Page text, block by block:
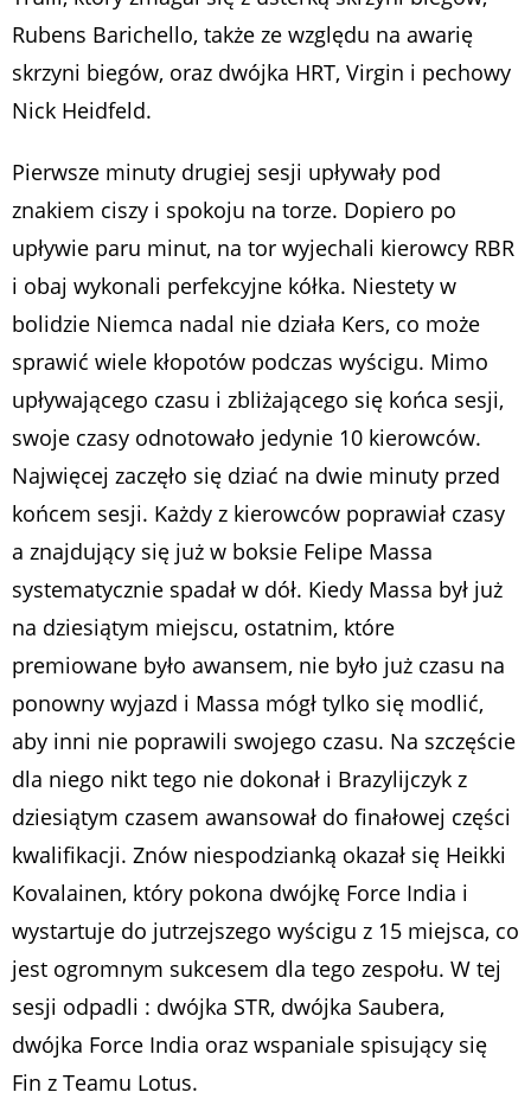
Rubens Barichello, także ze względu na awarię
skrzyni biegów, oraz dwójka HRT, Virgin i pechowy
Nick Heidfeld.
Pierwsze minuty drugiej sesji upływały pod
znakiem ciszy i spokoju na torze. Dopiero po
upływie paru minut, na tor wyjechali kierowcy RBR
i obaj wykonali perfekcyjne kółka. Niestety w
bolidzie Niemca nadal nie działa Kers, co może
sprawić wiele kłopotów podczas wyścigu. Mimo
upływającego czasu i zbliżającego się końca sesji,
swoje czasy odnotowało jedynie 10 kierowców.
Najwięcej zaczęło się dziać na dwie minuty przed
końcem sesji. Każdy z kierowców poprawiał czasy
a znajdujący się już w boksie Felipe Massa
systematycznie spadał w dół. Kiedy Massa był już
na dziesiątym miejscu, ostatnim, które
premiowane było awansem, nie było już czasu na
ponowny wyjazd i Massa mógł tylko się modlić,
aby inni nie poprawili swojego czasu. Na szczęście
dla niego nikt tego nie dokonał i Brazylijczyk z
dziesiątym czasem awansował do finałowej części
kwalifikacji. Znów niespodzianką okazał się Heikki
Kovalainen, który pokona dwójkę Force India i
wystartuje do jutrzejszego wyścigu z 15 miejsca, co
jest ogromnym sukcesem dla tego zespołu. W tej
sesji odpadli : dwójka STR, dwójka Saubera,
dwójka Force India oraz wspaniale spisujący się
Fin z Teamu Lotus.